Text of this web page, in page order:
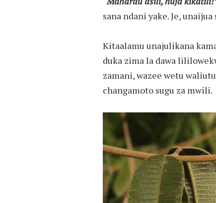
sana ndani yake. Je,
Kitaalamu unajulikana
duka zima la dawa
zamani, wazee wetu
changamoto sugu za mwili.